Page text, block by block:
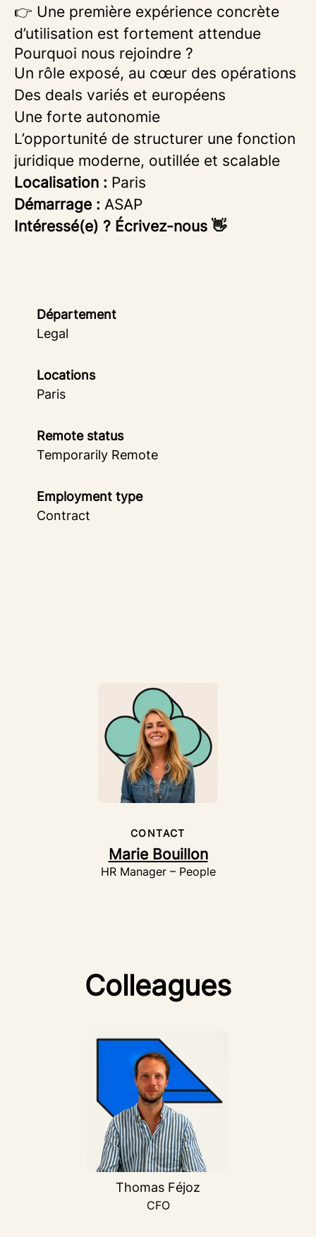
👉 Une première expérience concrète
d’utilisation est fortement attendue
Pourquoi nous rejoindre ?
Un rôle exposé, au cœur des opérations
Des deals variés et européens
Une forte autonomie
L’opportunité de structurer une fonction
juridique moderne, outillée et scalable
Localisation : Paris
Démarrage : ASAP
Intéressé(e) ? Écrivez-nous 👋
Département
Legal
Locations
Paris
Remote status
Temporarily Remote
Employment type
Contract
CONTACT
Marie Bouillon
HR Manager – People
Colleagues
Thomas Féjoz
CFO